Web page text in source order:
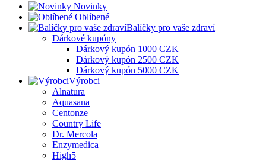
Novinky
Oblíbené
Balíčky pro vaše zdraví
Dárkové kupóny
Dárkový kupón 1000 CZK
Dárkový kupón 2500 CZK
Dárkový kupón 5000 CZK
Výrobci
Alnatura
Aquasana
Centonze
Country Life
Dr. Mercola
Enzymedica
High5